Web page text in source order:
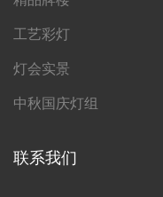
工艺彩灯
灯会实景
中秋国庆灯组
联系我们